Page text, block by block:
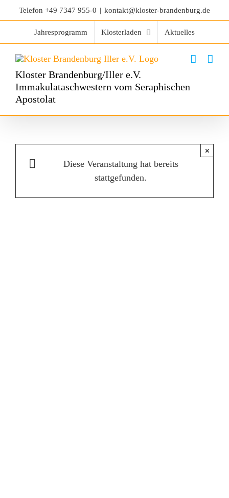
Telefon +49 7347 955-0 | kontakt@kloster-brandenburg.de
Jahresprogramm Klosterladen Aktuelles
Kloster Brandenburg/Iller e.V.
Immakulataschwestern vom Seraphischen
Apostolat
Diese Veranstaltung hat bereits
stattgefunden.
×